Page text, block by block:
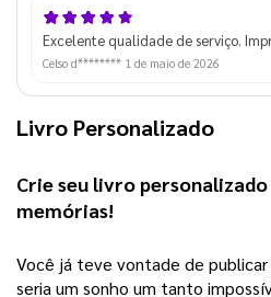
Excelente qualidade de serviço.
Celso d******** 1 de maio de 2026
Livro Personalizado
Crie seu livro personalizado
memórias!
Você já teve vontade de publicar
seria um sonho um tanto